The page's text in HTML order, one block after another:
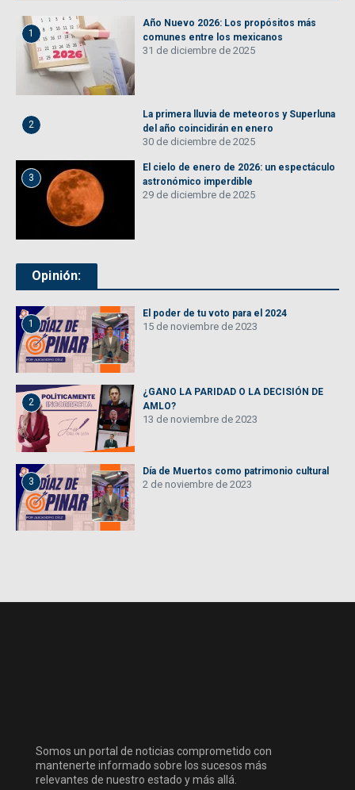
1
Año Nuevo 2026: Los propósitos más
comunes entre los mexicanos
31 de diciembre de 2025
2
La primera lluvia de meteoros y Superluna
del año coincidirán en enero
30 de diciembre de 2025
3
El cielo de enero de 2026: un espectáculo
astronómico imperdible
29 de diciembre de 2025
Opinión:
1
El poder de tu voto para el 2024
15 de noviembre de 2023
2
¿GANO LA PARIDAD O LA DECISIÓN DE
AMLO?
13 de noviembre de 2023
3
Día de Muertos como patrimonio cultural
2 de noviembre de 2023
Somos un portal de noticias comprometido con
mantenerte informado sobre los sucesos más
relevantes de nuestro estado y más allá.